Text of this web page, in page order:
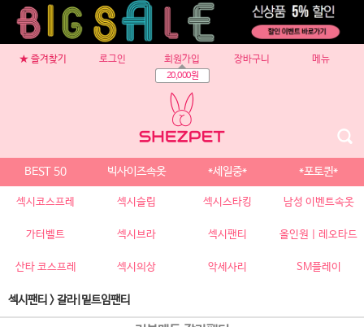
★ 즐겨찾기 로그인 회원가입
20,000원
장바구니 메뉴
BEST 50 빅사이즈속옷 *세일중* *포토퀸*
섹시코스프레 섹시슬립 섹시스타킹 남성 이벤트속옷
가터벨트 섹시브라 섹시팬티 올인원 | 레오타드
산타 코스프레 섹시의상 악세사리 SM플레이
섹시팬티 >갈라|밑트임팬티